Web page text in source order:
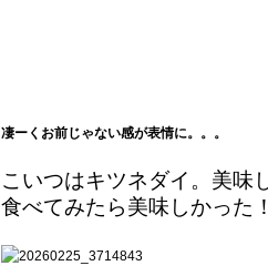
凄ーくお前じゃない感が表情に。。。
こいつはキツネダイ。美味
食べてみたら美味しかった